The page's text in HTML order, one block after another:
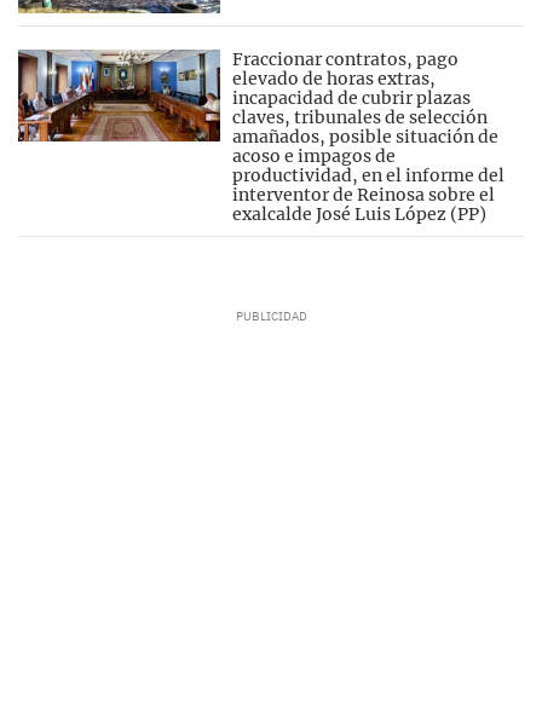
Fraccionar contratos, pago
elevado de horas extras,
incapacidad de cubrir plazas
claves, tribunales de selección
amañados, posible situación de
acoso e impagos de
productividad, en el informe del
interventor de Reinosa sobre el
exalcalde José Luis López (PP)